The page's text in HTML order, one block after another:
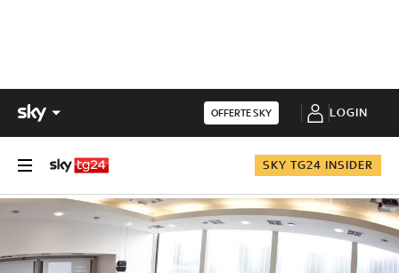
OFFERTE SKY LOGIN
SKY TG24 INSIDER